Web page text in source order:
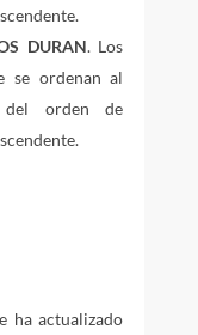
DURAN. Los
se ordenan al
del orden de
ha actualizado